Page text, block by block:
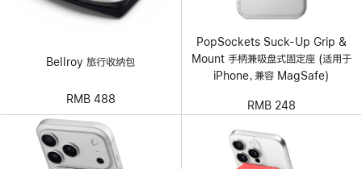
Bellroy 旅行收纳包
RMB 488
PopSockets Suck-Up Grip &
Mount 手柄兼吸盘式固定座 (适用于
iPhone，兼容 MagSafe)
RMB 248